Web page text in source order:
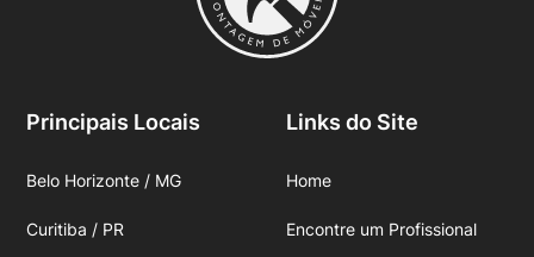
Principais Locais
Belo Horizonte / MG
Curitiba / PR
Links do Site
Home
Encontre um Profissional